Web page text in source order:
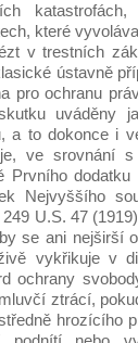
které
v trestních
ústavně
pro ochranu
uváděny
a to dokonce i
ve srovnání
Prvního
Nejvyššího
249 U.S. 47
se ani nejširší
vykřikuje v
ochrany
ztrácí,
hrozícího